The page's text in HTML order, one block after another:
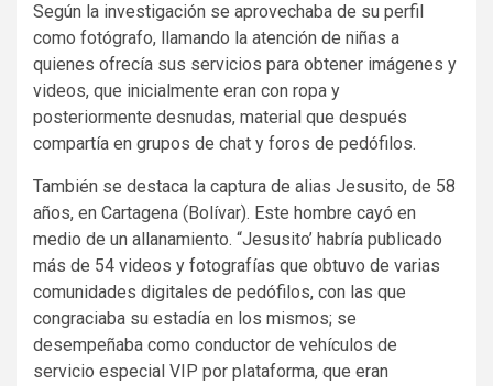
Según la investigación se aprovechaba de su perfil
como fotógrafo, llamando la atención de niñas a
quienes ofrecía sus servicios para obtener imágenes y
videos, que inicialmente eran con ropa y
posteriormente desnudas, material que después
compartía en grupos de chat y foros de pedófilos.
También se destaca la captura de alias Jesusito, de 58
años, en Cartagena (Bolívar). Este hombre cayó en
medio de un allanamiento. “Jesusito’ habría publicado
más de 54 videos y fotografías que obtuvo de varias
comunidades digitales de pedófilos, con las que
congraciaba su estadía en los mismos; se
desempeñaba como conductor de vehículos de
servicio especial VIP por plataforma, que eran